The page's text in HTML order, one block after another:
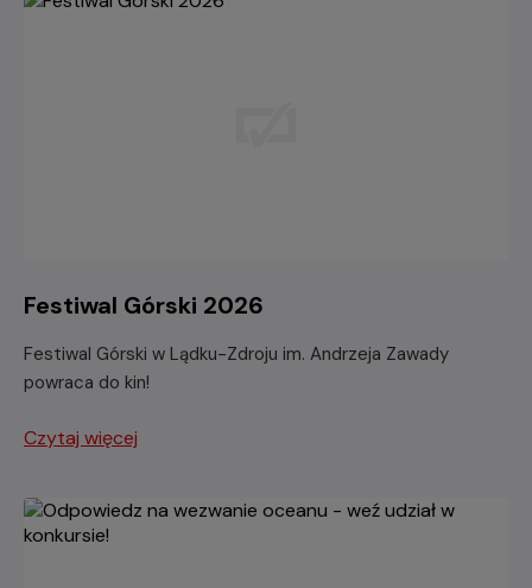
Festiwal Górski 2026
Festiwal Górski w Lądku-Zdroju im. Andrzeja Zawady
powraca do kin!
Czytaj więcej